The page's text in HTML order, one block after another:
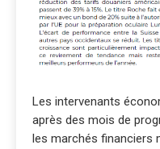
Les intervenants
après des mois de
les marchés financiers